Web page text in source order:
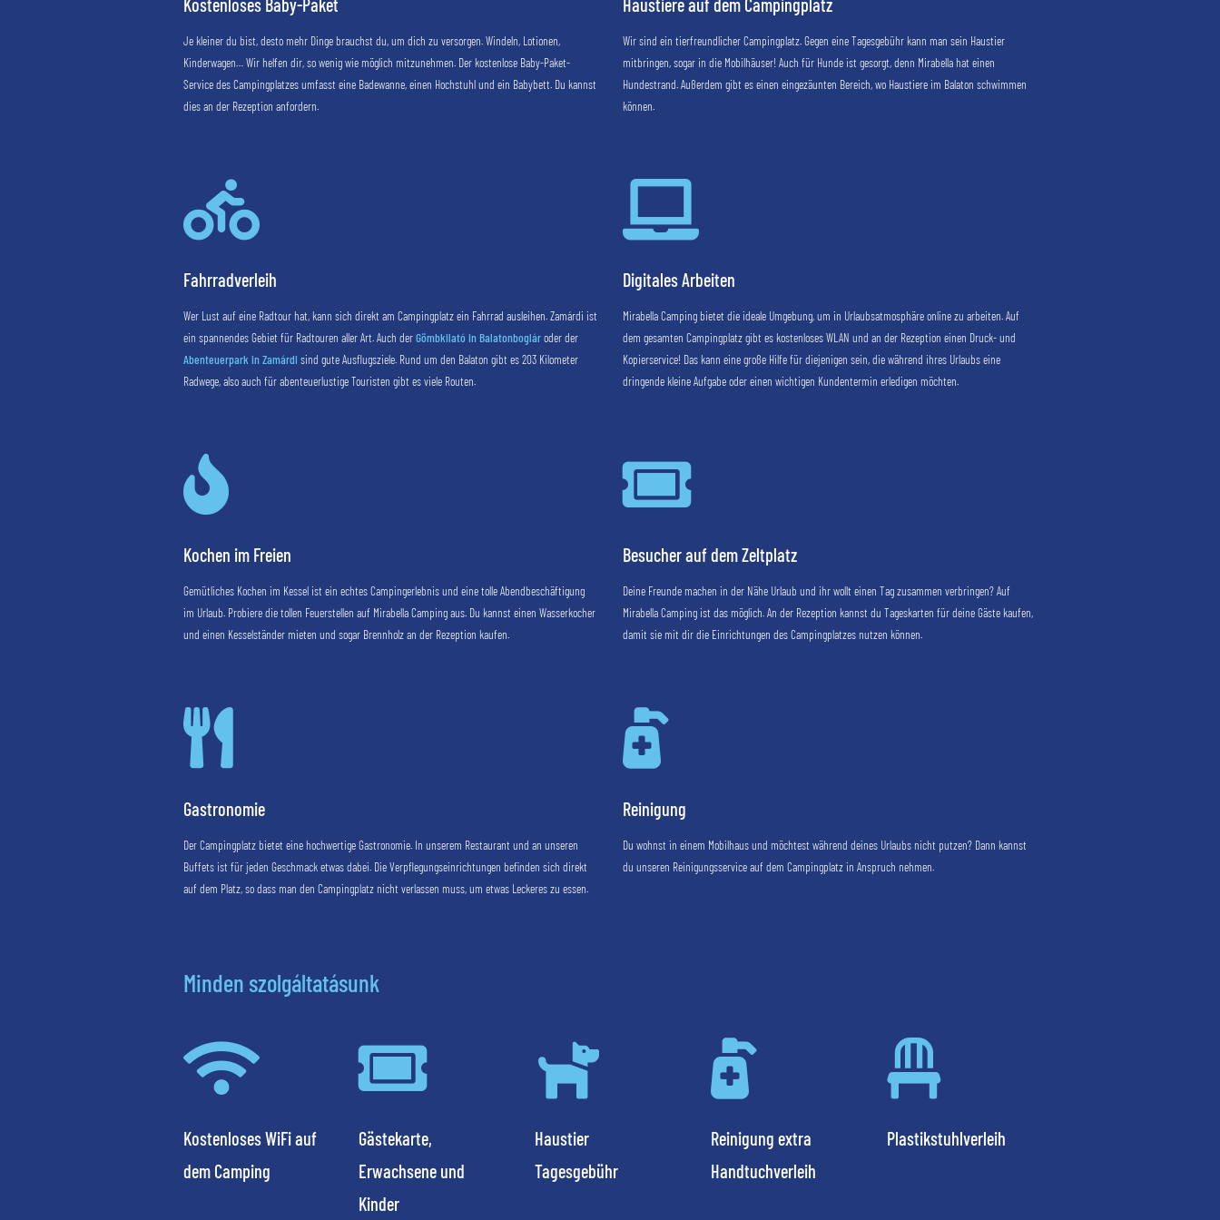
Kostenloses Baby-Paket
Je kleiner du bist, desto mehr Dinge brauchst du, um dich zu versorgen. Windeln, Lotionen,
Kinderwagen… Wir helfen dir, so wenig wie möglich mitzunehmen. Der kostenlose Baby-Paket-
Service des Campingplatzes umfasst eine Badewanne, einen Hochstuhl und ein Babybett. Du kannst
dies an der Rezeption anfordern.
Haustiere auf dem Campingplatz
Wir sind ein tierfreundlicher Campingplatz. Gegen eine Tagesgebühr kann man sein Haustier
mitbringen, sogar in die Mobilhäuser! Auch für Hunde ist gesorgt, denn Mirabella hat einen
Hundestrand. Außerdem gibt es einen eingezäunten Bereich, wo Haustiere im Balaton schwimmen
können.

Fahrradverleih
Wer Lust auf eine Radtour hat, kann sich direkt am Campingplatz ein Fahrrad ausleihen. Zamárdi ist
ein spannendes Gebiet für Radtouren aller Art. Auch derGömbkilató in Balatonboglároder der
Abenteuerpark in Zamárdi sind gute Ausflugsziele. Rund um den Balaton gibt es 203 Kilometer
Radwege, also auch für abenteuerlustige Touristen gibt es viele Routen.

Digitales Arbeiten
Mirabella Camping bietet die ideale Umgebung, um in Urlaubsatmosphäre online zu arbeiten. Auf
dem gesamten Campingplatz gibt es kostenloses WLAN und an der Rezeption einen Druck- und
Kopierservice! Das kann eine große Hilfe für diejenigen sein, die während ihres Urlaubs eine
dringende kleine Aufgabe oder einen wichtigen Kundentermin erledigen möchten.

Kochen im Freien
Gemütliches Kochen im Kessel ist ein echtes Campingerlebnis und eine tolle Abendbeschäftigung
im Urlaub. Probiere die tollen Feuerstellen auf Mirabella Camping aus. Du kannst einen Wasserkocher
und einen Kesselständer mieten und sogar Brennholz an der Rezeption kaufen.

Besucher auf dem Zeltplatz
Deine Freunde machen in der Nähe Urlaub und ihr wollt einen Tag zusammen verbringen? Auf
Mirabella Camping ist das möglich. An der Rezeption kannst du Tageskarten für deine Gäste kaufen,
damit sie mit dir die Einrichtungen des Campingplatzes nutzen können.

Gastronomie
Der Campingplatz bietet eine hochwertige Gastronomie. In unserem Restaurant und an unseren
Buffets ist für jeden Geschmack etwas dabei. Die Verpflegungseinrichtungen befinden sich direkt
auf dem Platz, so dass man den Campingplatz nicht verlassen muss, um etwas Leckeres zu essen.

Reinigung
Du wohnst in einem Mobilhaus und möchtest während deines Urlaubs nicht putzen? Dann kannst
du unseren Reinigungsservice auf dem Campingplatz in Anspruch nehmen.
Minden szolgáltatásunk

Kostenloses WiFi auf
dem Camping

Gästekarte,
Erwachsene und
Kinder

Haustier
Tagesgebühr

Reinigung extra
Handtuchverleih

Plastikstuhlverleih